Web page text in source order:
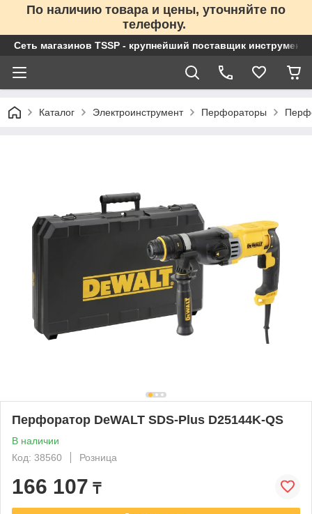
По наличию товара и цены, уточняйте по
телефону.
Сеть магазинов TSSP - крупнейший поставщик
Каталог Электроинструмент Перфораторы
Перфоратор DeWALT SDS-Plus D25144K-QS
В наличии
Код: 38560
Розница
166 107 ₸